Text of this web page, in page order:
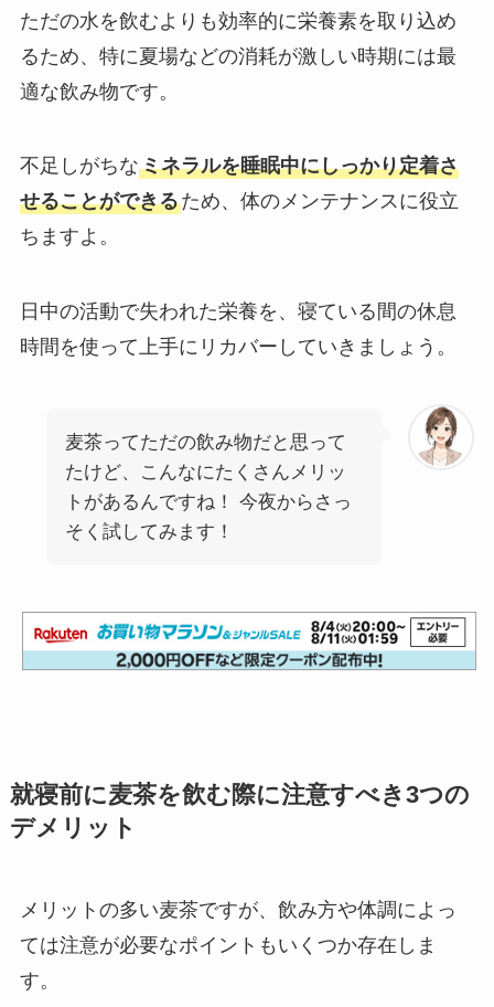
ただの水を飲むよりも効率的に栄養素を取り込め
るため、特に夏場などの消耗が激しい時期には最
適な飲み物です。
不足しがちなミネラルを睡眠中にしっかり定着さ
せることができるため、体のメンテナンスに役立
ちますよ。
日中の活動で失われた栄養を、寝ている間の休息
時間を使って上手にリカバーしていきましょう。
麦茶ってただの飲み物だと思って
たけど、こんなにたくさんメリッ
トがあるんですね！ 今夜からさっ
そく試してみます！
就寝前に麦茶を飲む際に注意すべき3つの
デメリット
メリットの多い麦茶ですが、飲み方や体調によっ
ては注意が必要なポイントもいくつか存在しま
す。